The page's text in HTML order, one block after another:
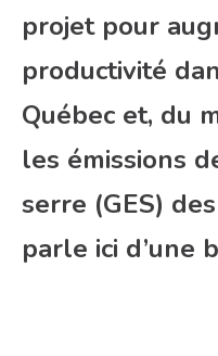
projet pour
productivité
Québec et, du
les émissions
serre (GES)
parle ici d’une